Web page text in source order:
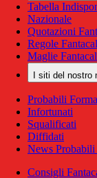
Tabella
Nazionale
Quotazioni
Regole
Maglie
I siti del nostro
Probabili
Infortunati
Squalificati
Diffidati
News
Consigli